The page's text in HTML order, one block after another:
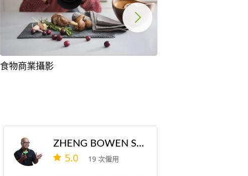
食物商業攝影
ZHENG BOWEN STUDIO
5.0 19 次僱用